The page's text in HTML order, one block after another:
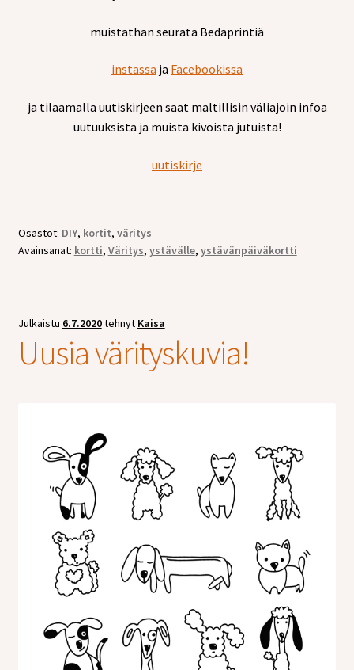
muistathan seurata Bedaprintiä
instassa ja Facebookissa
ja tilaamalla uutiskirjeen saat maltillisin väliajoin infoa
uutuuksista ja muista kivoista jutuista!
uutiskirje
Osastot: DIY, kortit, väritys
Avainsanat: kortti, Väritys, ystävälle, ystävänpäiväkortti
Julkaistu 6.7.2020tehnyt Kaisa
Uusia värityskuvia!